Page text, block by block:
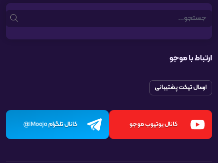
Search
ارتباط با موجو
ارسال تیکت پشتیبانی
کانال یوتیوب موجو کانال تلگرامiMoojo@